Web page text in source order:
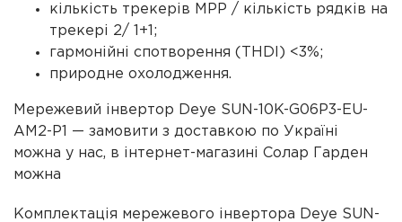
кількість трекерів МРР / кількість рядків на
трекері 2/ 1+1;
гармонійні спотворення (THDI) <3%;
природне охолодження.
Мережевий інвертор Deye SUN-10K-G06P3-EU-
AM2-P1 — замовити з доставкою по Україні
можна у нас, в інтернет-магазині Солар Гарден
можна
Комплектація мережевого інвертора Deye SUN-